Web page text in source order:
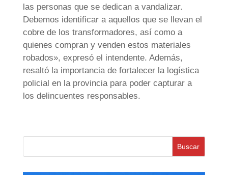
las personas que se dedican a vandalizar.
Debemos identificar a aquellos que se llevan el
cobre de los transformadores, así como a
quienes compran y venden estos materiales
robados», expresó el intendente. Además,
resaltó la importancia de fortalecer la logística
policial en la provincia para poder capturar a
los delincuentes responsables.
Buscar